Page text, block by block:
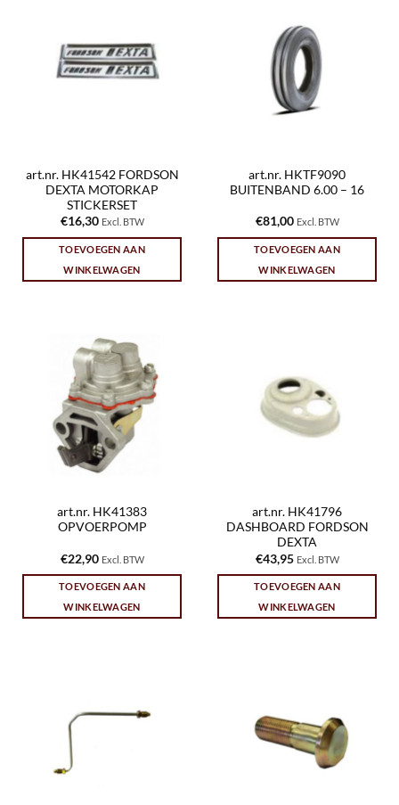
art.nr. HK41542 FORDSON
DEXTA MOTORKAP
STICKERSET
€16,30 Excl. BTW
TOEVOEGEN AAN
WINKELWAGEN
art.nr. HKTF9090
BUITENBAND 6.00 – 16
€81,00 Excl. BTW
TOEVOEGEN AAN
WINKELWAGEN
art.nr. HK41383
OPVOERPOMP
€22,90 Excl. BTW
TOEVOEGEN AAN
WINKELWAGEN
art.nr. HK41796
DASHBOARD FORDSON
DEXTA
€43,95 Excl. BTW
TOEVOEGEN AAN
WINKELWAGEN